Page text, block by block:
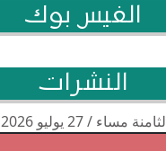
الفيس بوك
النشرات
مساء / 27 يوليو 2026